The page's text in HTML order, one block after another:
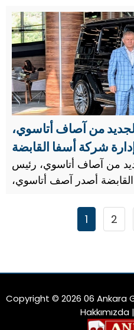
من آصاف أتاسوي،
شركة أسفا القابضة
من آصاف أتاسوي، رئيس
مجلس إدارة شركة أسفا القابضة أصدر آصف أتاسوي،
1 2
Copyright © 2026 06 Ankara
Hakkımızda |